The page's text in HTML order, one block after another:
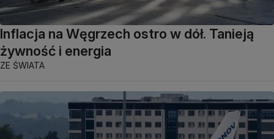
Inflacja na Węgrzech ostro w dół. Tanieją
żywność i energia
ZE ŚWIATA